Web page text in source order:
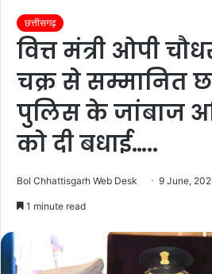
छत्तीसगढ़
वित्त मंत्री ओपी
चक्र से सम्मानित
पुलिस के जांबाज
को दी बधाई…..
Bol Chhattisgarh Web Desk 9 June,
1 minute read